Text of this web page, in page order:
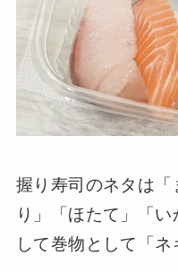
握り寿司のネタは
り」「ほたて」「
して巻物として「ネ